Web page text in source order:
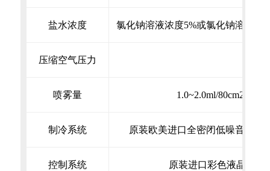
盐水浓度 氯化钠溶液浓度5%或氯化钠溶液浓
压缩空气压力
喷雾量 1.0~2.0ml/80cm2/h (
制冷系统 原装欧美进口全密闭低噪音高低
控制系统 原装进口彩色液晶显示